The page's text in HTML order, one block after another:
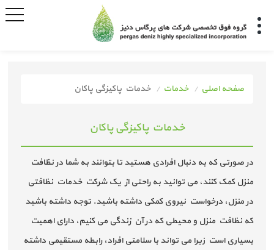
صفحه اصلی خدمات خدمات پاکیزگی پاکان
خدمات پاکیزگی پاکان
در صورتی که به دنبال افرادی هستید تا بتوانند به شما در نظافت
منزل کمک کنند، می توانید به راحتی از یک شرکت خدمات نظافتی
در منزل، درخواست نیروی کمکی داشته باشید. توجه داشته باشید
که نظافت منزل و محیطی که در آن زندگی می کنیم، دارای اهمیت
بسیاری است زیرا می تواند با سلامتی افراد، رابطه مستقیمی داشته